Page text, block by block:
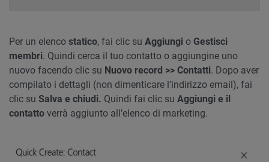
Per un elenco statico, fai clic su Aggiungi o Gestisci
membri. Quindi cerca il tuo contatto o aggiungine uno
nuovo facendo clic su Nuovo record >> Contatti. Dopo aver
compilato i dettagli (non dimenticare l’indirizzo email), fai
clic su Salva e chiudi. Quindi fai clic su Aggiungi e il
contatto verrà aggiunto all’elenco di marketing.